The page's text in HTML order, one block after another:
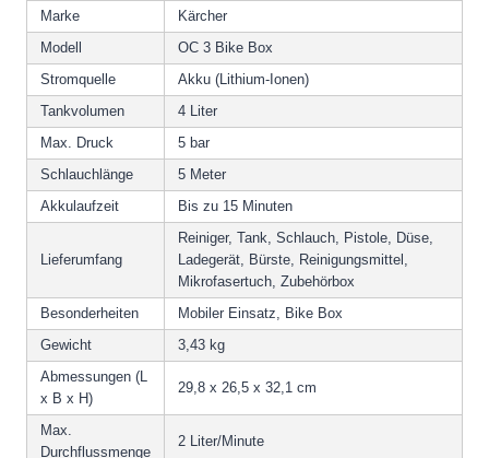
Marke
Kärcher
Modell
OC 3 Bike Box
Stromquelle
Akku (Lithium-Ionen)
Tankvolumen
4 Liter
Max. Druck
5 bar
Schlauchlänge
5 Meter
Akkulaufzeit
Bis zu 15 Minuten
Lieferumfang
Reiniger, Tank, Schlauch, Pistole, Düse,
Ladegerät, Bürste, Reinigungsmittel,
Mikrofasertuch, Zubehörbox
Besonderheiten
Mobiler Einsatz, Bike Box
Gewicht
3,43 kg
Abmessungen (L
x B x H)
29,8 x 26,5 x 32,1 cm
Max.
Durchflussmenge
2 Liter/Minute